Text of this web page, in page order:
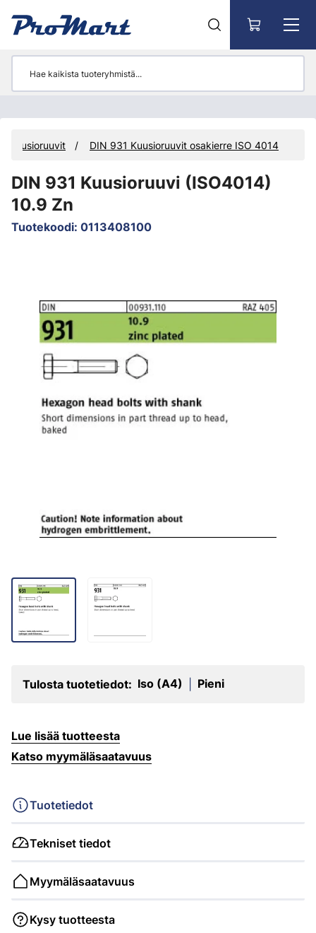
Kuusioruuvit DIN 931 Kuusioruuvit osakierre ISO 4014
DIN 931 Kuusioruuvi (ISO4014)
10.9 Zn
Tuotekoodi: 0113408100
Tulosta tuotetiedot: Iso (A4) Pieni
Lue lisää tuotteesta
Katso myymäläsaatavuus
Tuotetiedot
Tekniset tiedot
Myymäläsaatavuus
Kysy tuotteesta